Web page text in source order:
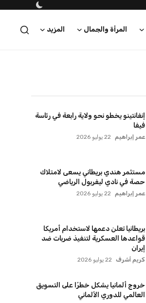
المرأة والجمال المزيد
إنفانتينو يخطو نحو ولاية رابعة في رئاسة
فيفا
عمر إبراهيم 22 يوليو 2026
مستثمر هندي بريطاني يسعى لامتلاك
حصة في نادي ليفربول الرياضي
عمر إبراهيم 22 يوليو 2026
بريطانيا تعلن دعمها لاستخدام أمريكا
قواعدها العسكرية لتنفيذ ضربات ضد
إيران
كريم أشرف 22 يوليو 2026
خروج ألمانيا يشكل خطرًا على التسويق
العالمي للدوري الألماني